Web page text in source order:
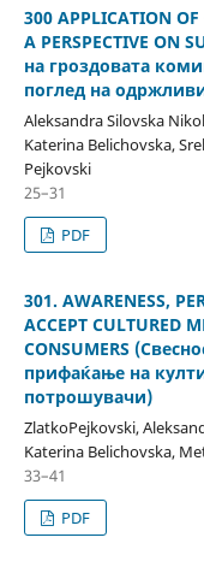
300 APPLICATION
A PERSPECTIVE ON
на гроздовата
поглед на
Aleksandra Silovska
Katerina Belichovska,
Pejkovski
25–31
PDF
301. AWARENESS,
ACCEPT CULTURED
CONSUMERS
прифаќање на
потрошувачи)
ZlatkoPejkovski,
Katerina Belichovska,
33–41
PDF